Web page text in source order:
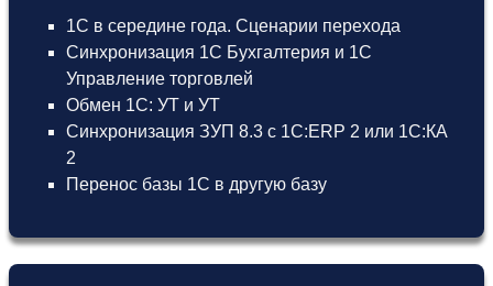
1С в середине года. Сценарии перехода
Синхронизация 1С Бухгалтерия и 1С
Управление торговлей
Обмен 1С: УТ и УТ
Синхронизация ЗУП 8.3 с 1С:ERP 2 или 1С:КА
2
Перенос базы 1С в другую базу